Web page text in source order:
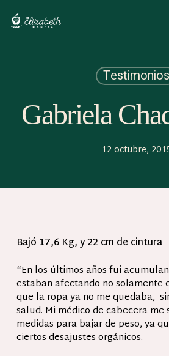
main
Testimonios
Gabriela
12 octubre,
Bajó 17,6 Kg, y 22 cm de cintura
“En los últimos años fui
estaban afectando no solamente
que la ropa ya no me quedaba,
salud. Mi médico de cabecera
medidas para bajar de peso, ya
ciertos desajustes orgánicos.